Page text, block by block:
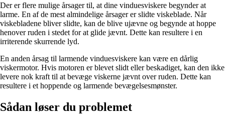
Der er flere mulige årsager til, at dine vinduesviskere begynder at
larme. En af de mest almindelige årsager er slidte viskeblade. Når
viskebladene bliver slidte, kan de blive ujævne og begynde at hoppe
henover ruden i stedet for at glide jævnt. Dette kan resultere i en
irriterende skurrende lyd.
En anden årsag til larmende vinduesviskere kan være en dårlig
viskermotor. Hvis motoren er blevet slidt eller beskadiget, kan den ikke
levere nok kraft til at bevæge viskerne jævnt over ruden. Dette kan
resultere i et hoppende og larmende bevægelsesmønster.
Sådan løser du problemet